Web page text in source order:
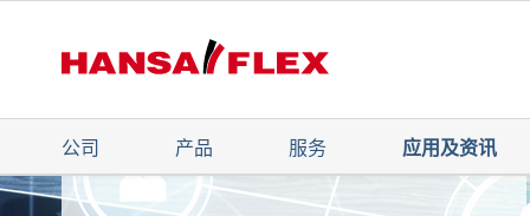
公司 产品 服务 应用及资讯